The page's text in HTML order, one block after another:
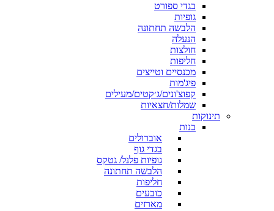
בגדי ספורט
גופיות
הלבשה תחתונה
הנעלה
חולצות
חליפות
מכנסיים וטייצים
פיג'מות
קפוצ'ונים/ג׳קטים/מעילים
שמלות/חצאיות
תינוקות
בנות
אוברולים
בגדי גוף
גופיות פלנל/ גטקס
הלבשה תחתונה
חליפות
כובעים
מארזים